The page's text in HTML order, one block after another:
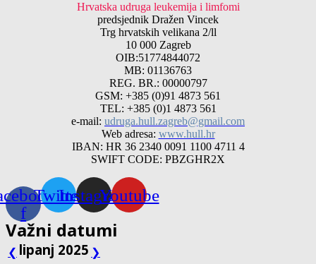
Hrvatska udruga leukemija i limfomi
predsjednik Dražen Vincek
Trg hrvatskih velikana 2/ll
10 000 Zagreb
OIB:51774844072
MB: 01136763
REG. BR.: 00000797
GSM: +385 (0)91 4873 561
TEL: +385 (0)1 4873 561
e-mail: udruga.hull.zagreb@gmail.com
Web adresa: www.hull.hr
IBAN: HR 36 2340 0091 1100 4711 4
SWIFT CODE: PBZGHR2X
f
TwitterInstagramYoutube
Važni datumi
❮ lipanj 2025 ❯